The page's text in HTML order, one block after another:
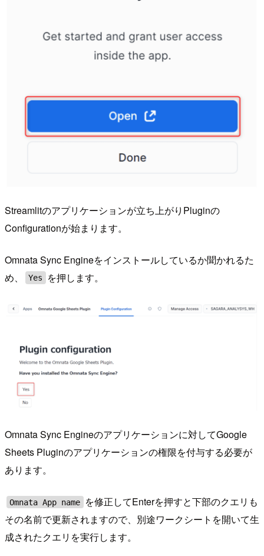
Streamlitのアプリケーションが立ち上がりPluginの
Configurationが始まります。
Omnata Sync Engineをインストールしているか聞かれるた
め、
Yes を押します。
Omnata Sync Engineのアプリケーションに対してGoogle
Sheets Pluginのアプリケーションの権限を付与する必要が
あります。
Omnata App name
を修正してEnterを押すと下部のクエリも
その名前で更新されますので、別途ワークシートを開いて生
成されたクエリを実行します。